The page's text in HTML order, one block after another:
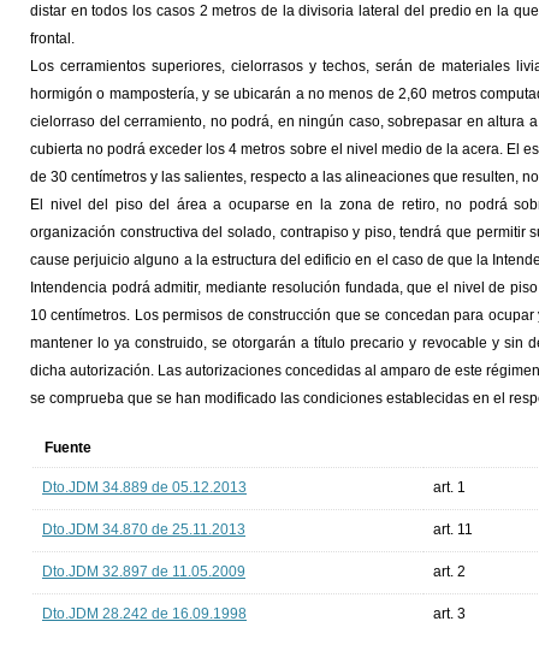
distar en todos los casos 2 metros de la divisoria lateral del predio en la
frontal.
Los cerramientos superiores, cielorrasos y techos, serán de materiales
hormigón o mampostería, y se ubicarán a no menos de 2,60 metros
cielorraso del cerramiento, no podrá, en ningún caso, sobrepasar en altura
cubierta no podrá exceder los 4 metros sobre el nivel medio de la acera. El
de 30 centímetros y las salientes, respecto a las alineaciones que resulten,
El nivel del piso del área a ocuparse en la zona de retiro, no podrá
organización constructiva del solado, contrapiso y piso, tendrá que
cause perjuicio alguno a la estructura del edificio en el caso de que la
Intendencia podrá admitir, mediante resolución fundada, que el nivel de
10 centímetros. Los permisos de construcción que se concedan para
mantener lo ya construido, se otorgarán a título precario y revocable y sin
dicha autorización. Las autorizaciones concedidas al amparo de este
se comprueba que se han modificado las condiciones establecidas en el
Fuente
Dto.JDM 34.889 de 05.12.2013 art. 1
Dto.JDM 34.870 de 25.11.2013 art. 11
Dto.JDM 32.897 de 11.05.2009 art. 2
Dto.JDM 28.242 de 16.09.1998 art. 3